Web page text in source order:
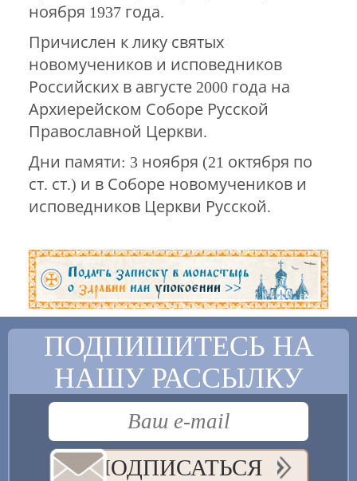
ноября 1937 года.
Причислен к лику святых
новомучеников и исповедников
Российских в августе 2000 года на
Архиерейском Соборе Русской
Православной Церкви.
Дни памяти: 3 ноября (21 октября по
ст. ст.) и в Соборе новомучеников и
исповедников Церкви Русской.
ПОДПИШИТЕСЬ НА
НАШУ РАССЫЛКУ
ПОДПИСАТЬСЯ